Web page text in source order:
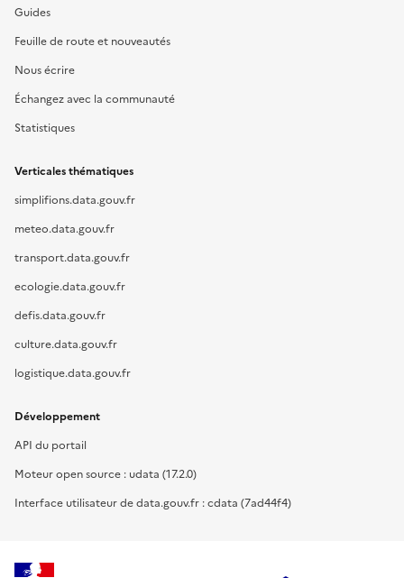
Guides
Feuille de route et nouveautés
Nous écrire
Échangez avec la communauté
Statistiques
Verticales thématiques
simplifions.data.gouv.fr
meteo.data.gouv.fr
transport.data.gouv.fr
ecologie.data.gouv.fr
defis.data.gouv.fr
culture.data.gouv.fr
logistique.data.gouv.fr
Développement
API du portail
Moteur open source : udata (17.2.0)
Interface utilisateur de data.gouv.fr : cdata (7ad44f4)